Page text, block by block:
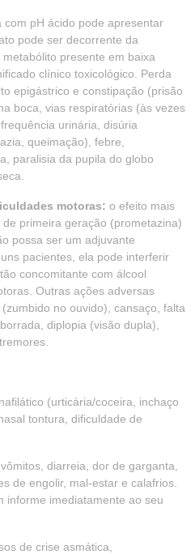
com pH ácido pode apresentar
pode ser decorrente da
presente em baixa
clínico toxicológico. Perda
epigástrico e constipação (prisão
boca, vias respiratórias (às vezes
urinária, disúria
queimação), febre,
paralisia da pupila do globo
motoras: o efeito mais
primeira geração (prometazina)
possa ser um adjuvante
pacientes, ela pode interferir
concomitante com álcool
Outras ações adversas
no ouvido), cansaço, falta
diplopia (visão dupla),
(urticária/coceira, inchaço
tontura, dificuldade de
diarreia, dor de garganta,
de engolir, mal-estar e calafrios.
informe imediatamente ao seu
de crise asmática,